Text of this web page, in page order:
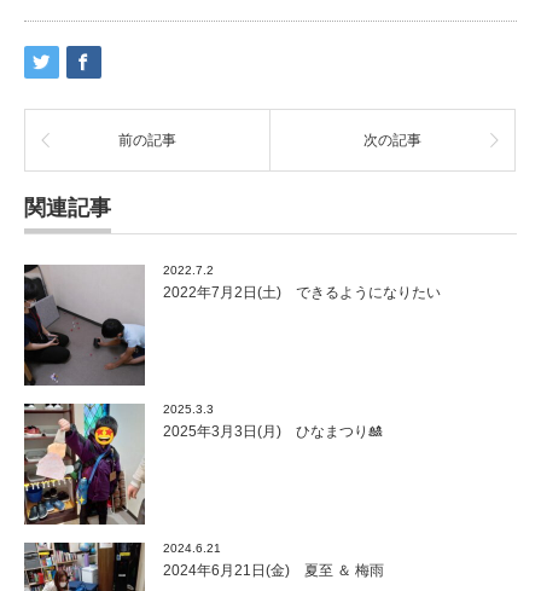
前の記事 次の記事
関連記事
2022.7.2
2022年7月2日(土) できるようになりたい
2025.3.3
2025年3月3日(月) ひなまつり🎎
2024.6.21
2024年6月21日(金) 夏至 ＆ 梅雨